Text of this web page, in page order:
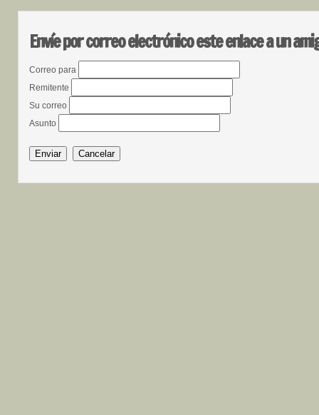
Envíe por correo electrónico este enlace a un
Correo para
Remitente
Su correo
Asunto
Enviar Cancelar